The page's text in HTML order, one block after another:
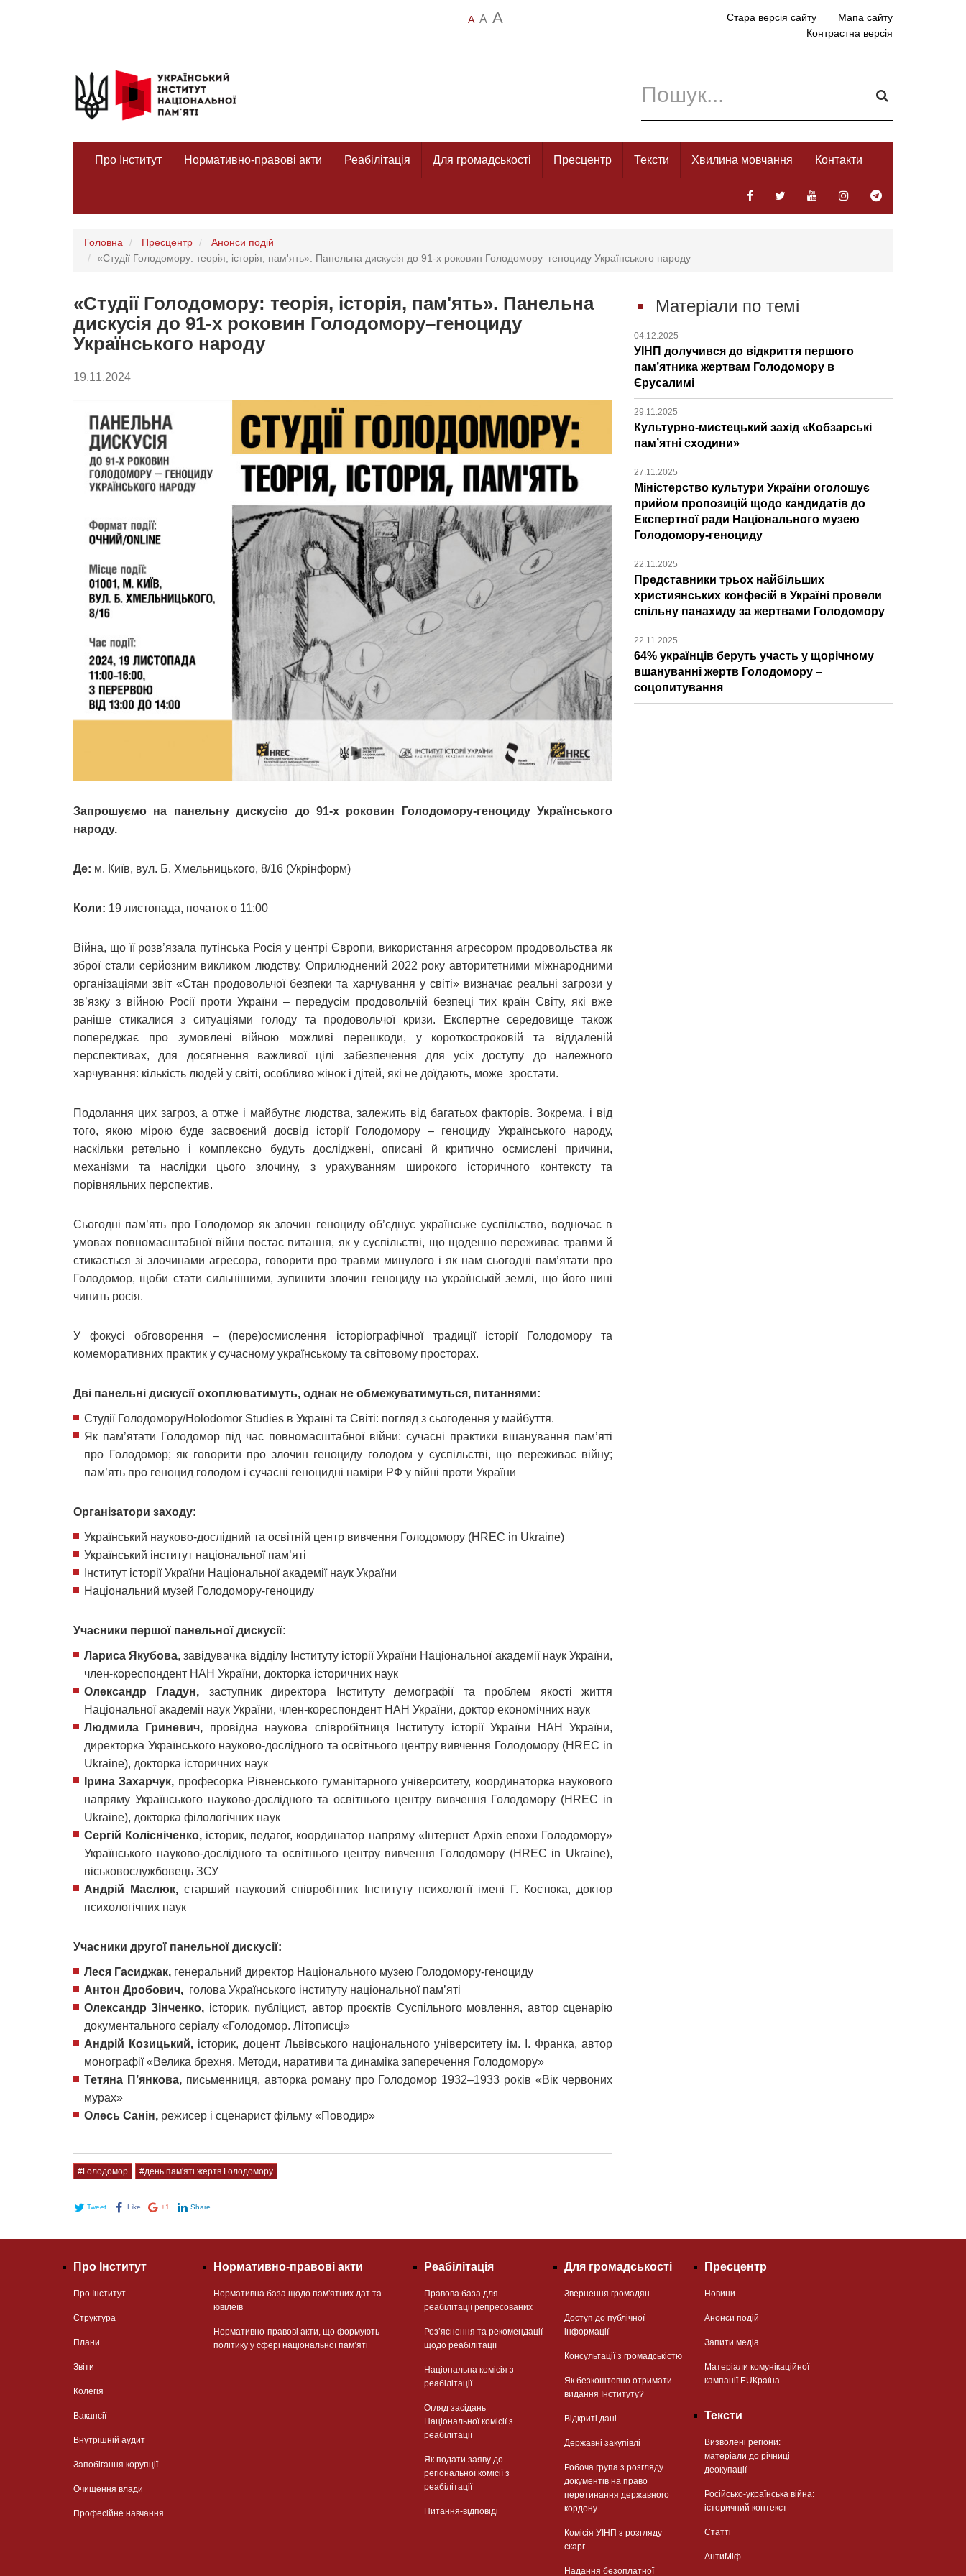
A A A Стара версія сайту
Мапа сайту
Контрастна версія
Про Інститут Нормативно-правові акти Реабілітація Для громадськості Пресцентр Тексти Хвилина мовчання Контакти
Головна Пресцентр
Анонси подій
«Студії Голодомору: теорія, історія, пам'ять». Панельна дискусія до 91-х роковин Голодомору–геноциду Українського народу
«Студії Голодомору: теорія, історія, пам'ять». Панельна
дискусія до 91-х роковин Голодомору–геноциду
Українського народу
19.11.2024
Запрошуємо на панельну дискусію до 91-х роковин Голодомору-геноциду Українського
народу.
Де: м. Київ, вул. Б. Хмельницького, 8/16 (Укрінформ)
Коли: 19 листопада, початок о 11:00
Війна, що її розв’язала путінська Росія у центрі Європи, використання агресором продовольства як
зброї стали серйозним викликом людству. Оприлюднений 2022 року авторитетними міжнародними
організаціями звіт «Стан продовольчої безпеки та харчування у світі» визначає реальні загрози у
зв’язку з війною Росії проти України – передусім продовольчій безпеці тих країн Світу, які вже
раніше стикалися з ситуаціями голоду та продовольчої кризи. Експертне середовище також
попереджає про зумовлені війною можливі перешкоди, у короткостроковій та віддаленій
перспективах, для досягнення важливої цілі забезпечення для усіх доступу до належного
харчування: кількість людей у світі, особливо жінок і дітей, які не доїдають, може зростати.
Подолання цих загроз, а отже і майбутнє людства, залежить від багатьох факторів. Зокрема, і від
того, якою мірою буде засвоєний досвід історії Голодомору – геноциду Українського народу,
наскільки ретельно і комплексно будуть досліджені, описані й критично осмислені причини,
механізми та наслідки цього злочину, з урахуванням широкого історичного контексту та
порівняльних перспектив.
Сьогодні пам’ять про Голодомор як злочин геноциду об’єднує українське суспільство, водночас в
умовах повномасштабної війни постає питання, як у суспільстві, що щоденно переживає травми й
стикається зі злочинами агресора, говорити про травми минулого і як нам сьогодні пам’ятати про
Голодомор, щоби стати сильнішими, зупинити злочин геноциду на українській землі, що його нині
чинить росія.
У фокусі обговорення – (пере)осмислення історіографічної традиції історії Голодомору та
комеморативних практик у сучасному українському та світовому просторах.
Дві панельні дискусії охоплюватимуть, однак не обмежуватимуться, питаннями:
Студії Голодомору/Holodomor Studies в Україні та Світі: погляд з сьогодення у майбуття.
Як пам’ятати Голодомор під час повномасштабної війни: сучасні практики вшанування пам’яті
про Голодомор; як говорити про злочин геноциду голодом у суспільстві, що переживає війну;
пам’ять про геноцид голодом і сучасні геноцидні наміри РФ у війні проти України
Організатори заходу:
Український науково-дослідний та освітній центр вивчення Голодомору (HREC in Ukraine)
Український інститут національної пам’яті
Інститут історії України Національної академії наук України
Національний музей Голодомору-геноциду
Учасники першої панельної дискусії:
Лариса Якубова, завідувачка відділу Інституту історії України Національної академії наук України,
член-кореспондент НАН України, докторка історичних наук
Олександр Гладун, заступник директора Інституту демографії та проблем якості життя
Національної академії наук України, член-кореспондент НАН України, доктор економічних наук
Людмила Гриневич, провідна наукова співробітниця Інституту історії України НАН України,
директорка Українського науково-дослідного та освітнього центру вивчення Голодомору (HREC in
Ukraine), докторка історичних наук
Ірина Захарчук, професорка Рівненського гуманітарного університету, координаторка наукового
напряму Українського науково-дослідного та освітнього центру вивчення Голодомору (HREC in
Ukraine), докторка філологічних наук
Сергій Колісніченко, історик, педагог, координатор напряму «Інтернет Архів епохи Голодомору»
Українського науково-дослідного та освітнього центру вивчення Голодомору (HREC in Ukraine),
віськовослужбовець ЗСУ
Андрій Маслюк,старший науковий співробітник Інституту психології імені Г. Костюка, доктор
психологічних наук
Учасники другої панельної дискусії:
Леся Гасиджак, генеральний директор Національного музею Голодомору-геноциду
Антон Дробович, голова Українського інституту національної пам’яті
Олександр Зінченко, історик, публіцист, автор проєктів Суспільного мовлення, автор сценарію
документального серіалу «Голодомор. Літописці»
Андрій Козицький, історик, доцент Львівського національного університету ім. І. Франка, автор
монографії «Велика брехня. Методи, наративи та динаміка заперечення Голодомору»
Тетяна П’янкова,письменниця, авторка роману про Голодомор 1932–1933 років «Вік червоних
мурах»
Олесь Санін, режисер і сценарист фільму «Поводир»
#Голодомор #день пам'яті жертв Голодомору
Tweet Like +1 Share
Матеріали по темі
04.12.2025
УІНП долучився до відкриття першого
пам’ятника жертвам Голодомору в
Єрусалимі
29.11.2025
Культурно-мистецький захід «Кобзарські
пам’ятні сходини»
27.11.2025
Міністерство культури України оголошує
прийом пропозицій щодо кандидатів до
Експертної ради Національного музею
Голодомору-геноциду
22.11.2025
Представники трьох найбільших
християнських конфесій в Україні провели
спільну панахиду за жертвами Голодомору
22.11.2025
64% українців беруть участь у щорічному
вшануванні жертв Голодомору –
соцопитування
Про Інститут
Про Інститут
Структура
Плани
Звіти
Колегія
Вакансії
Внутрішній аудит
Запобігання корупції
Очищення влади
Професійне навчання
Нормативно-правові акти
Нормативна база щодо пам'ятних дат та
ювілеїв
Нормативно-правові акти, що формують
політику у сфері національної памʼяті
Реабілітація
Правова база для
реабілітації репресованих
Розʼяснення та рекомендації
щодо реабілітації
Національна комісія з
реабілітації
Огляд засідань
Національної комісії з
реабілітації
Як подати заяву до
регіональної комісії з
реабілітації
Питання-відповіді
Для громадськості
Звернення громадян
Доступ до публічної
інформації
Консультації з громадськістю
Як безкоштовно отримати
видання Інституту?
Відкриті дані
Державні закупівлі
Робоча група з розгляду
документів на право
перетинання державного
кордону
Комісія УІНП з розгляду
скарг
Надання безоплатної
Пресцентр
Новини
Анонси подій
Запити медіа
Матеріали комунікаційної
кампанії EUКраїна
Тексти
Визволені регіони:
матеріали до річниці
деокупації
Російсько-українська війна:
історичний контекст
Статті
АнтиМіф